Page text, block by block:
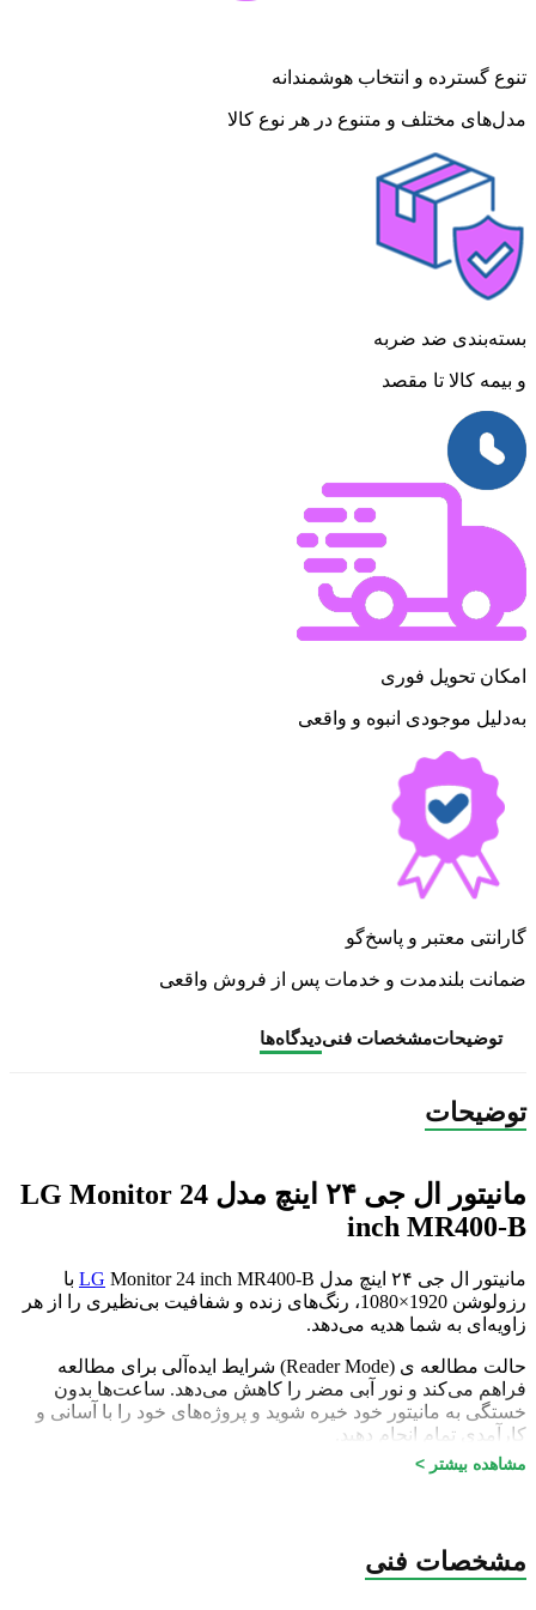
تنوع گسترده و انتخاب هوشمندانه
مدل‌های مختلف و متنوع در هر نوع کالا
بسته‌بندی ضد ضربه
و بیمه کالا تا مقصد
امکان تحویل فوری
به‌دلیل موجودی انبوه و واقعی
گارانتی معتبر و پاسخ‌گو
ضمانت بلندمدت و خدمات پس از فروش واقعی
توضیحاتمشخصات فنیدیدگاه‌ها
توضیحات
مانیتور ال جی ۲۴ اینچ مدل LG Monitor 24
inch MR400-B
مانیتور ال جی ۲۴ اینچ مدل LG Monitor 24 inch MR400-B با
رزولوشن 1920×1080، رنگ‌های زنده و شفافیت بی‌نظیری را از هر
زاویه‌ای به شما هدیه می‌دهد.
حالت مطالعه ی (Reader Mode) شرایط ایده‌آلی برای مطالعه
فراهم می‌کند و نور آبی مضر را کاهش می‌دهد. ساعت‌ها بدون
خستگی به مانیتور خود خیره شوید و پروژه‌های خود را با آسانی و
کارآمدی تمام انجام دهید.
محیط کار خود را به راحتی شخصی‌سازی کنید! فقط با چند کلیک
مشاهده بیشتر >
مشخصات فنی